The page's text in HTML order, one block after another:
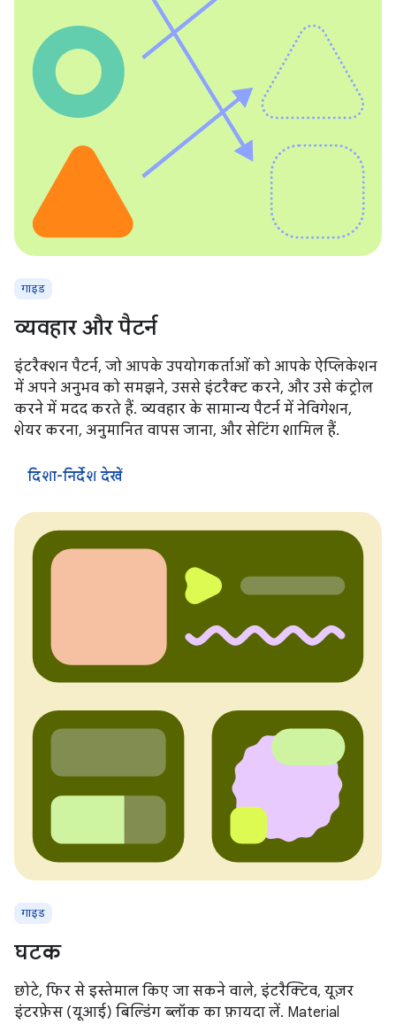
गाइड
व्यवहार और पैटर्न
इंटरैक्शन पैटर्न, जो आपके उपयोगकर्ताओं को आपके ऐप्लिकेशन
में अपने अनुभव को समझने, उससे इंटरैक्ट करने, और उसे कंट्रोल
करने में मदद करते हैं. व्यवहार के सामान्य पैटर्न में नेविगेशन,
शेयर करना, अनुमानित वापस जाना, और सेटिंग शामिल हैं.
दिशा-निर्देश देखें
गाइड
घटक
छोटे, फिर से इस्तेमाल किए जा सकने वाले, इंटरैक्टिव, यूज़र
इंटरफ़ेस (यूआई) बिल्डिंग ब्लॉक का फ़ायदा लें. Material